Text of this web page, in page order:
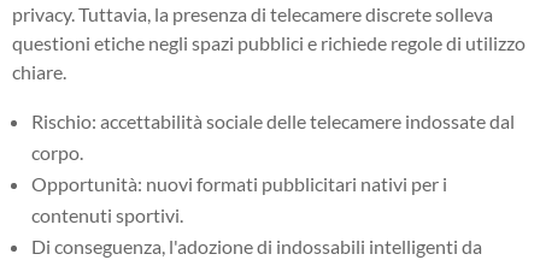
privacy. Tuttavia, la presenza di telecamere discrete solleva
questioni etiche negli spazi pubblici e richiede regole di utilizzo
chiare.
Rischio: accettabilità sociale delle telecamere indossate dal
corpo.
Opportunità: nuovi formati pubblicitari nativi per i
contenuti sportivi.
Di conseguenza, l'adozione di indossabili intelligenti da